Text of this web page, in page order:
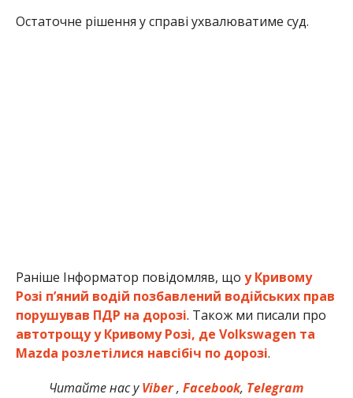
Остаточне рішення у справі ухвалюватиме суд.
Раніше Інформатор повідомляв, що у Кривому
Розі пʼяний водій позбавлений водійських прав
порушував ПДР на дорозі. Також ми писали про
автотрощу у Кривому Розі, де Volkswagen та
Mazda розлетілися навсібіч по дорозі.
Читайте нас уViber,Facebook, Telegram